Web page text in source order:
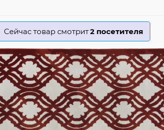
Сейчас товар смотрит2 посетителя